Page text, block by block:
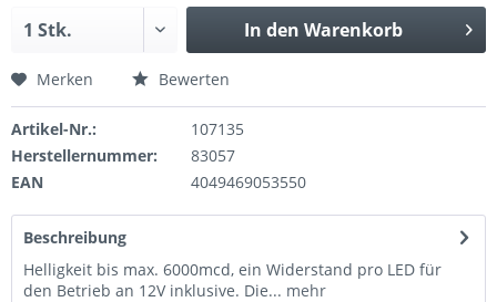
In den Warenkorb
Merken Bewerten
Artikel-Nr.:
107135
Herstellernummer:
83057
EAN
4049469053550
Beschreibung
Helligkeit bis max. 6000mcd, ein Widerstand pro LED für
den Betrieb an 12V inklusive. Die... mehr